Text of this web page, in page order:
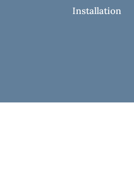
Installation